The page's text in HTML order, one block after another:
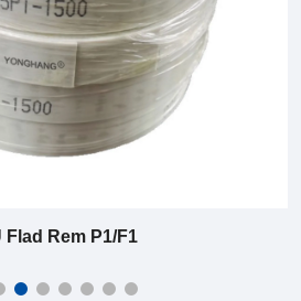
Flad Rem P1/F1